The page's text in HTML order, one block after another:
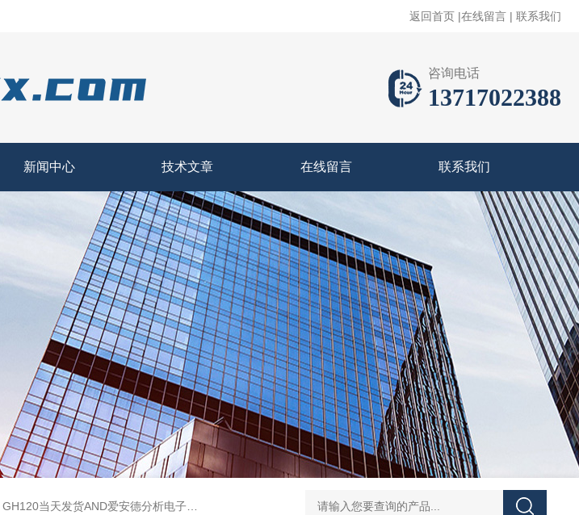
返回首页 |在线留言 | 联系我们
咨询电话
13717022388
新闻中心 技术文章 在线留言 联系我们
GH120当天发货AND爱安德分析电子天平 GH252当天发货AND爱安德分析电子天平 SJ-210当天发货三丰/Mitutoyo